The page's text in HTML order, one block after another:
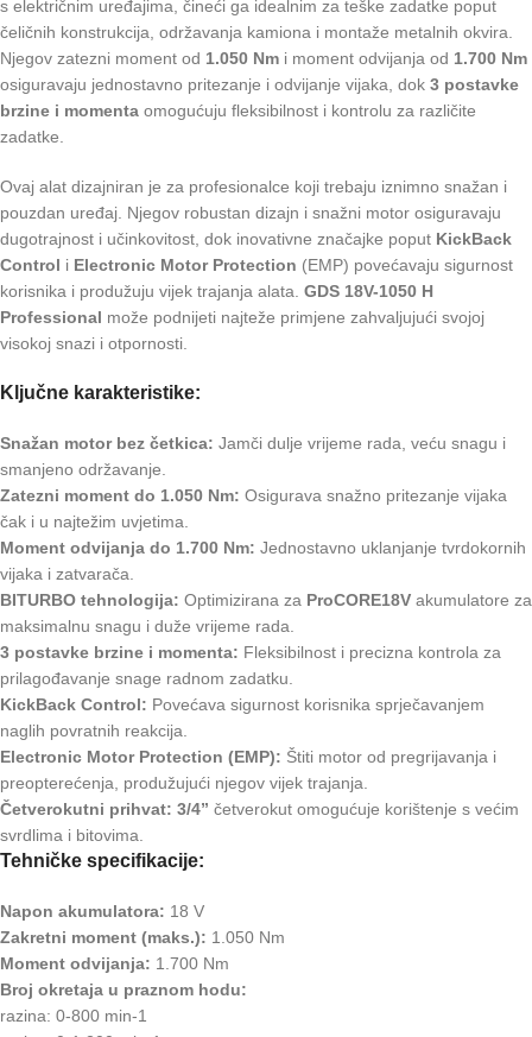
s električnim uređajima, čineći ga idealnim za teške zadatke poput
čeličnih konstrukcija, održavanja kamiona i montaže metalnih okvira.
Njegov zatezni moment od 1.050 Nm i moment odvijanja od 1.700 Nm
osiguravaju jednostavno pritezanje i odvijanje vijaka, dok 3 postavke
brzine i momenta omogućuju fleksibilnost i kontrolu za različite
zadatke.
Ovaj alat dizajniran je za profesionalce koji trebaju iznimno snažan i
pouzdan uređaj. Njegov robustan dizajn i snažni motor osiguravaju
dugotrajnost i učinkovitost, dok inovativne značajke poput KickBack
Control i Electronic Motor Protection (EMP) povećavaju sigurnost
korisnika i produžuju vijek trajanja alata. GDS 18V-1050 H
Professional može podnijeti najteže primjene zahvaljujući svojoj
visokoj snazi i otpornosti.
Ključne karakteristike:
Snažan motor bez četkica: Jamči dulje vrijeme rada, veću snagu i
smanjeno održavanje.
Zatezni moment do 1.050 Nm: Osigurava snažno pritezanje vijaka
čak i u najtežim uvjetima.
Moment odvijanja do 1.700 Nm: Jednostavno uklanjanje tvrdokornih
vijaka i zatvarača.
BITURBO tehnologija: Optimizirana za ProCORE18V akumulatore za
maksimalnu snagu i duže vrijeme rada.
3 postavke brzine i momenta: Fleksibilnost i precizna kontrola za
prilagođavanje snage radnom zadatku.
KickBack Control: Povećava sigurnost korisnika sprječavanjem
naglih povratnih reakcija.
Electronic Motor Protection (EMP): Štiti motor od pregrijavanja i
preopterećenja, produžujući njegov vijek trajanja.
Četverokutni prihvat: 3/4” četverokut omogućuje korištenje s većim
svrdlima i bitovima.
Tehničke specifikacije:
Napon akumulatora: 18 V
Zakretni moment (maks.): 1.050 Nm
Moment odvijanja: 1.700 Nm
Broj okretaja u praznom hodu:
razina: 0-800 min-1